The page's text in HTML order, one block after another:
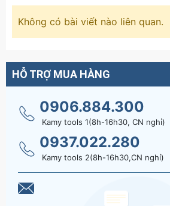
Không có bài viết nào liên quan.
HỖ TRỢ MUA HÀNG
0906.884.300
Kamy tools 1(8h-16h30, CN nghỉ)
0937.022.280
Kamy tools 2(8h-16h30,CN nghỉ)